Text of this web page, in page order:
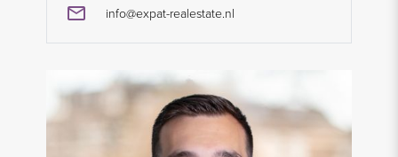
info@expat-realestate.nl